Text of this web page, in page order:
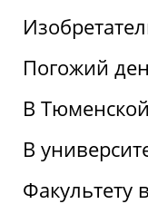
Погожий
В
В
Факультету